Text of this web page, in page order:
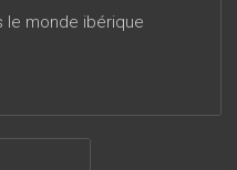
le monde ibérique